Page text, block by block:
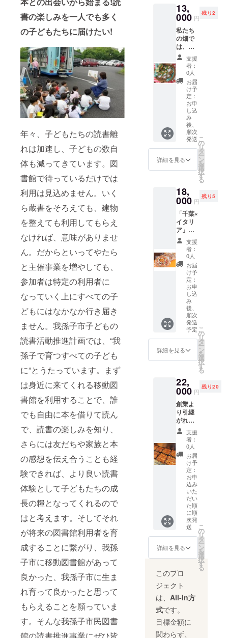
書の楽しみを一人でも多く
の子どもたちに届けたい!
年々、子どもたちの読書離
れは加速し、子どもの数自
体も減ってきています。図
書館で待っているだけでは
利用は見込めません。いく
ら蔵書をそろえても、建物
を整えても利用してもらえ
なければ、意味がありませ
ん。だからといってやたら
と主催事業を増やしても、
参加者は特定の利用者に
なっていく上にすべての子
どもにはなかなか行き届き
ません。我孫子市子どもの
読書活動推進計画では、“我
孫子で育つすべての子ども
に”とうたっています。まず
は身近に来てくれる移動図
書館を利用することで、誰
でも自由に本を借りて読ん
で、読書の楽しみを知り、
さらには友だちや家族と本
の感想を伝え合うことも経
験できれば、より良い読書
体験として子どもたちの成
長の糧となってくれるので
はと考えます。そしてそれ
が将来の図書館利用者を育
成することに繋がり、我孫
子市に移動図書館があって
良かった、我孫子市に生ま
れ育って良かったと思って
もらえることを願っていま
す。そんな我孫子市民図書
・添加
物が
いない
ため、
冷蔵保
存でお
願いし
ます。
ショコ
ラ(ショ
コラ部
門)を立
ち上
げ、
ショコ
ラ製造
を開始
しまし
た。
2018年
9月に
は、千
葉県内
の酒蔵
の日本
酒で製
造した
酒ジュ
レショ
新聞で
取り上
げられ
まし
た。(※)
ぜひ今
までに
無い、
香り豊
で繊細
な酒
ジュレ
ショコ
ラをお
楽しみ
くださ
い。 ※
千葉)日
ツ、新
作
の洋菓
子店/朝
日新聞
デジタ
ル ■内
容量/製
造地 酒
ジュレ
ショコ
ラ 10
個(5蔵×
各2個)
製造地:
千葉県
我孫子
材料
チョコ
レート
(カカオ
マス、
バ
砂糖、
還元水
リゴ
糖、日
本酒、
に、到
着後は
賞味期
限にか
かわら
ずお早
めにお
召し上
がりく
ださ
い。 ■
内容量:
【10g×
5パッ
ク】×3
種類 ■
原産地:
珈琲豆
【ブラ
ジル・
ネシ
ア】製
葉県我
孫子
市】 ■
賞味期
限:6ヶ
にお召
し上が
さい。
ろうと
いうこ
とにな
りまし
た。 と
は言っ
ても、
「マッ
シュ
ルー
ム」自
体が、
あまり
扱った
ことの
ない食
材。ど
う調味
料に仕
上げて
した。
20回以
して3種
類まで
に絞っ
たので
すが、
どの方
向性で
行けば
いいの
か分か
らず、
番組リ
スナー
さんの
意見も
取り入
れ、 バ
ター醤
油味の
で作る
ことに!
その後
もいろ
いろと
苦労し
て、
やっと
出来上
がった
製品が
「マッ
シュ
ルーム
イチバ
ン」で
す。 ※
令和2年
収穫量
■生産者
の声
シュ
ルーム
は鮮度
にこだ
わり農
家さん
から直
接仕入
造地:千
葉県我
消
費期限:
製造日
から90
材料・
成分 小
麦粉、
チー
ズ、
卵、牛
乳、砂
糖、
ベーキ
ングパ
ダー、
バ
ヨーグ
ルト、
ナツメ
グパウ
ダー、
植物
油、重
曹、塩
・熱
量:299.
22kcal
たんぱ
質:11.1
g 脂
質:10.5
3g 炭水
物:37.7
9g 食塩
相当
■注意事
項/その
他 ※画
像はイ
メージ
です。
※商品到
着後
は、冷
凍庫に
保存く
ださ
い。 ※
解凍後
は、お
早めに
お召し
上がり
くださ
い。
は、産
地毎の
個性的
な味わ
いが楽
しめる
シング
ルガー
デン
ティー
とハイ
グレー
ドの茶
葉を
使った
フレー
バー
ティー
あわせ
て70種
類以上
扱って
いま
す。
こちら
は
MISTY
WICK人
気の3種
類の紅
茶を
セット
にした
お礼品
です。
セイロ
ンの
シャン
パンと
産地の
ヌワラ
に近い
山の肥
沃な大
地で育
つルフ
ナ、ベ
ルガ
モット
の華や
かで
すっき
りとし
た香り
のアー
ルグレ
イの3種
類をお
楽しみ
いただ
けま
す。 ヌ
ルフナ
時届い
た旬の
茶葉を
お入れ
しま
13,
000 円
残り2
私たち
の畑で
は、化
学肥料
や農薬
を使わ
ない自
然農や
有機と
いう農
法で、
種から
様々な
野菜を
育てて
す。そ
して収
使い、
漬物な
どの加
工品や
お菓子
を作っ
ていま
す。 か
ぼちゃ
プリン
は私た
ちの施
設の看
板製品
です。
夏から
秋は私
たちの
自然農
の畑で
とれた
使用し
ていま
す。添
加物を
使わな
い、自
然な甘
みと香
りと濃
厚な味
に定評
があり
ます。
また、
季節に
より変
わるお
菓子は
旬の野
菜や果
物を使
用して
いま
す。素
材の美
味しさ
をたっ
ぷりと
お楽し
みくだ
さい。
■生産者
支援
者：
0人
お届
け予
定：
お申
し込
み
後、
順次
発送
詳細を見る
こ
の
リ
タ
ー
ン
を
選
択
す
る
18,
000 円
残り5
「千葉×
イタリ
ア」゛
lacotta
゛のこ
だわり
の石窯
焼き
ピッ
ツァマ
ルゲ
リータ
は生地
から職
人が丹
上げ、1
枚1枚石
き上げ
ており
ます。
軽めの
生地は
余計な
ものを
使用せ
ず安心
安全を
心が
け、か
つ焼き
上げる
と「外
はパ
リ、中
はふわ
モチ」
の贅沢
食感で
の本場
アの素
材と千
マト・
バジル
を掛け
支援
者：
0人
お届
け予
定：
お申
し込
み
後、
順次
発送
予定
詳細を見る
こ
の
リ
タ
ー
ン
を
選
択
す
る
22,
000 円
残り20
創業よ
り引継
がれた
秘伝の
タレで
焼き上
げる鰻
の蒲焼
は、安
井家自
慢の一
品で
す。付
属のタ
レは、
鰻のエ
キスが
りしみ
込んだ
レを濾
したも
ので
す。 ま
た山椒
も京都
の老舗
「七味
支援
者：
0人
お届
け予
定：
お申
込み
いた
だい
た順
に順
次発
送
詳細を見る
こ
の
リ
タ
ー
ン
を
選
択
す
る
このプロ
ジェクト
は、 All-In方
式です。
目標金額に
関わらず、